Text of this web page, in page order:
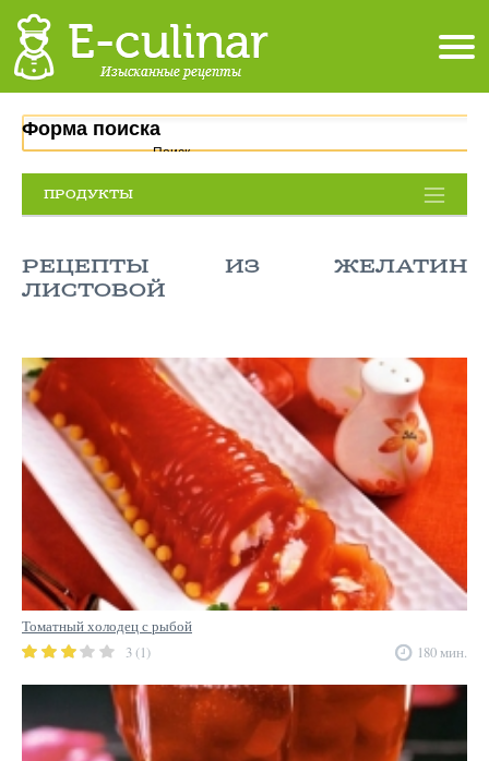
Форма поиска
Поиск
ПРОДУКТЫ
РЕЦЕПТЫ ИЗ ЖЕЛАТИН
ЛИСТОВОЙ
Томатный холодец с рыбой
3 (1)
180 мин.